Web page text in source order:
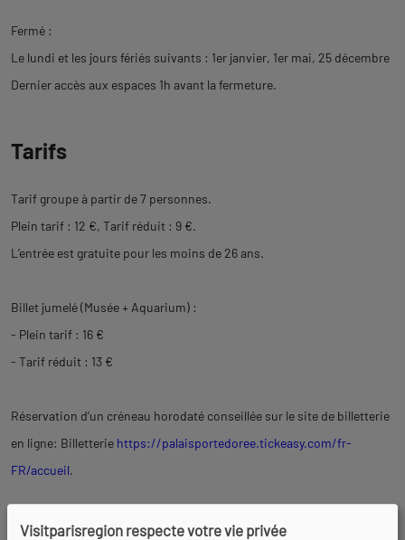
Fermé :
Le lundi et les jours fériés suivants : 1er janvier, 1er mai, 25 décembre
Dernier accès aux espaces 1h avant la fermeture.
Tarifs
Tarif groupe à partir de 7 personnes.
Plein tarif : 12 €, Tarif réduit : 9 €.
L’entrée est gratuite pour les moins de 26 ans.
Billet jumelé (Musée + Aquarium) :
- Plein tarif : 16 €
- Tarif réduit : 13 €
Réservation d’un créneau horodaté conseillée sur le site de billetterie
en ligne: Billetterie https://palaisportedoree.tickeasy.com/fr-
FR/accueil.
Visitparisregion respecte votre vie privée